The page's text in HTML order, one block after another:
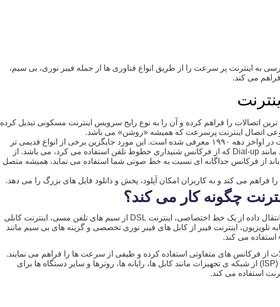
به اینترنت پر سرعت را از طریق انواع فناوری ‌ها از جمله فیبر نوری، بی ‌سیم،
ترین اتصالات را فراهم کرده و آن را به نوع رایج سرویس اینترنت مسکونی تبدیل کرده
اتصال اینترنت پرسرعت که همیشه «روشن» می باشد.
پهنای باند اینترنت در اواخر دهه ۱۹۹۰ معرفی شده است. این مورد جایگزین برخی از انواع قدیمی ‌تر
اتصالات اینترنتی مانند Dial-up که از فرکانس شنیداری خطوط تلفن استفاده می‌ کرد، می باشد. از
باند از فرکانس جداگانه ‌ای نسبت به خط صوتی شما استفاده می ‌نماید، همیشه متصل
فراهم می کند و به کاربران امکان آپلود، پخش و دانلود فایل های بزرگ را می دهد.
چگونه کار می کند؟
اتصال پهنای باند برای انتقال داده از یک خط اختصاصی، اینترنت DSL از سیم های تلفن مسی، اینترنت کابلی
تلویزیون، اینترنت فیبر از کابل های فیبر نوری تخصصی و گزینه های بی سیم مانند
از فرکانس ‌های متفاوتی استفاده کرده و طیفی از سرعت‌ ها را فراهم می‌ نمایند.
یک ارائه دهنده خدمات (ISP) از شبکه ی تجهیزات مانند کابل ها، رایانه ها، روترها و سایر دستگاه ها برای
استفاده می کند.